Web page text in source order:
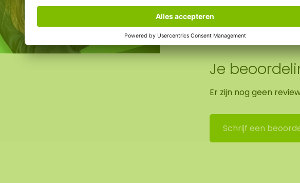
Je
Er zijn nog geen
Schrijf een